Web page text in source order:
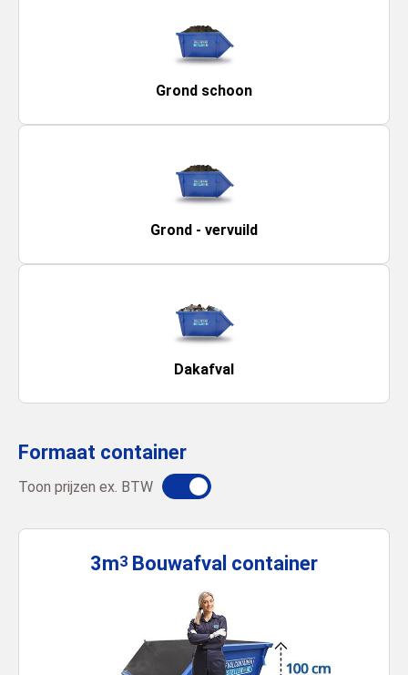
Grond schoon
Grond - vervuild
Dakafval
Formaat container
Toon prijzen ex. BTW
3m3 Bouwafval container